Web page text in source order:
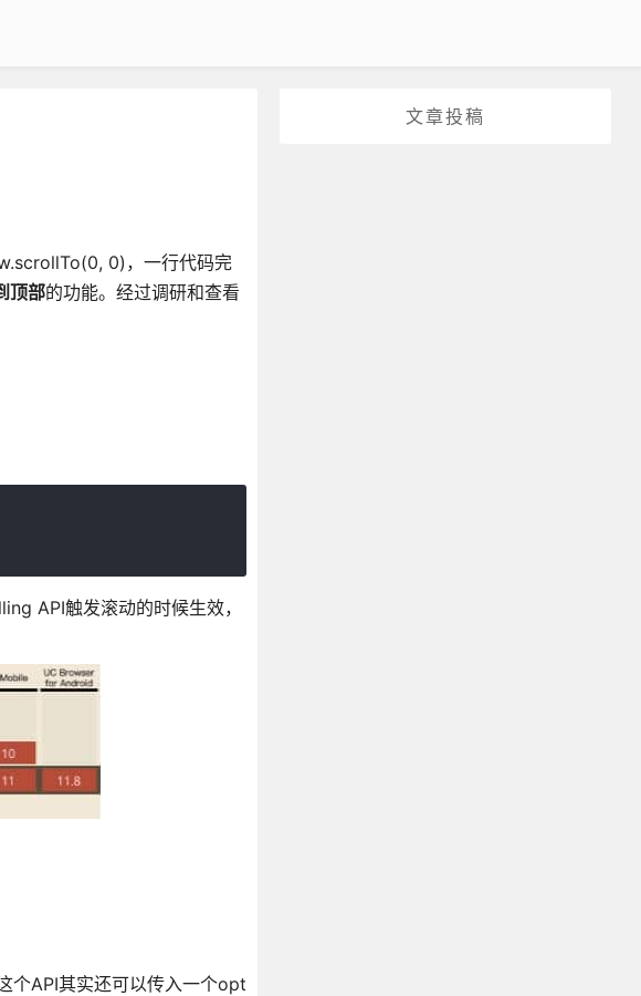
文章投稿
0)，一行代码完
顶部的功能。经过调研和查看
API触发滚动的时候生效，
个API其实还可以传入一个opt